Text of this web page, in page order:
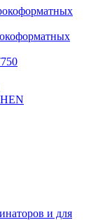
и для